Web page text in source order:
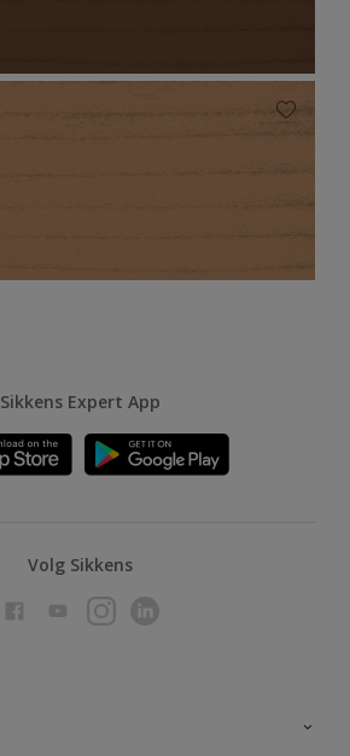
Sikkens Expert App
Volg Sikkens